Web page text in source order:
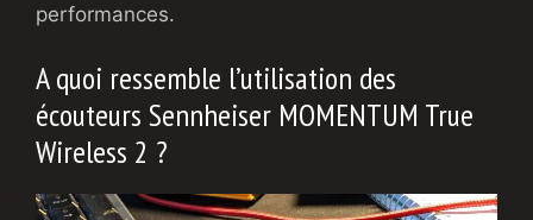
performances.
A quoi ressemble l’utilisation des
écouteurs Sennheiser MOMENTUM True
Wireless 2 ?